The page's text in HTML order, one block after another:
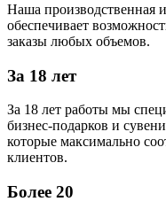
Наша производственная
обеспечивает
заказы любых объемов.
За 18 лет
За 18 лет работы мы
бизнес-подарков и
которые максимально
клиентов.
Более 20